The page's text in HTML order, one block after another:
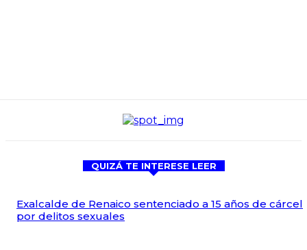
QUIZÁ TE INTERESE LEER
Exalcalde de Renaico sentenciado a 15 años de cárcel
por delitos sexuales